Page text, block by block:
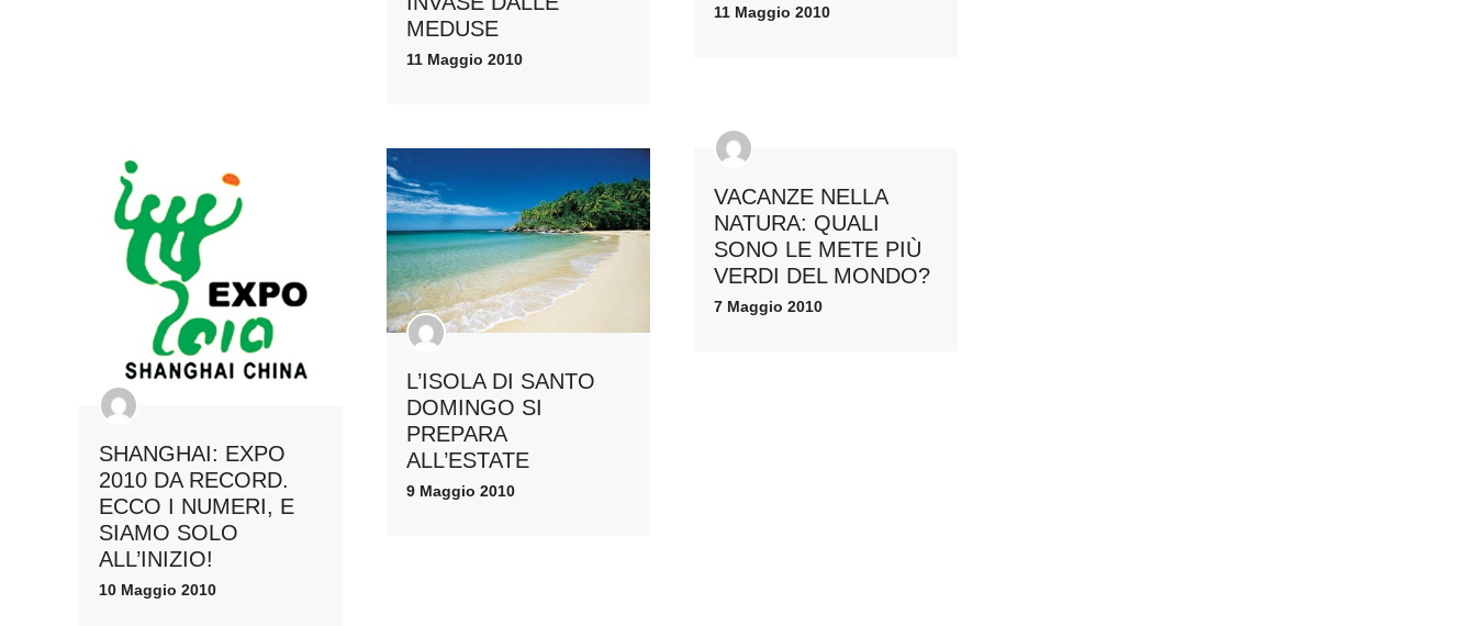
MEDUSE
11 Maggio 2010
11 Maggio 2010
SHANGHAI: EXPO
2010 DA RECORD.
ECCO I NUMERI, E
SIAMO SOLO
ALL’INIZIO!
10 Maggio 2010
L’ISOLA DI SANTO
DOMINGO SI
PREPARA
ALL’ESTATE
9 Maggio 2010
VACANZE NELLA
NATURA: QUALI
SONO LE METE PIÙ
VERDI DEL MONDO?
7 Maggio 2010